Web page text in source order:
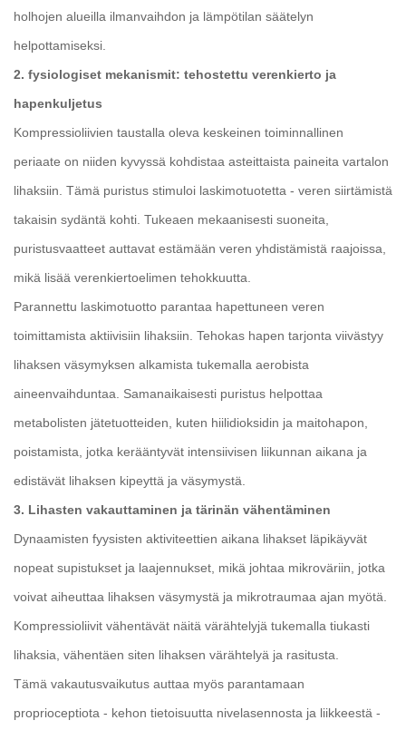
holhojen alueilla ilmanvaihdon ja lämpötilan säätelyn
helpottamiseksi.
2. fysiologiset mekanismit: tehostettu verenkierto ja
hapenkuljetus
Kompressioliivien taustalla oleva keskeinen toiminnallinen
periaate on niiden kyvyssä kohdistaa asteittaista paineita vartalon
lihaksiin. Tämä puristus stimuloi laskimotuotetta - veren siirtämistä
takaisin sydäntä kohti. Tukeaen mekaanisesti suoneita,
puristusvaatteet auttavat estämään veren yhdistämistä raajoissa,
mikä lisää verenkiertoelimen tehokkuutta.
Parannettu laskimotuotto parantaa hapettuneen veren
toimittamista aktiivisiin lihaksiin. Tehokas hapen tarjonta viivästyy
lihaksen väsymyksen alkamista tukemalla aerobista
aineenvaihduntaa. Samanaikaisesti puristus helpottaa
metabolisten jätetuotteiden, kuten hiilidioksidin ja maitohapon,
poistamista, jotka kerääntyvät intensiivisen liikunnan aikana ja
edistävät lihaksen kipeyttä ja väsymystä.
3. Lihasten vakauttaminen ja tärinän vähentäminen
Dynaamisten fyysisten aktiviteettien aikana lihakset läpikäyvät
nopeat supistukset ja laajennukset, mikä johtaa mikroväriin, jotka
voivat aiheuttaa lihaksen väsymystä ja mikrotraumaa ajan myötä.
Kompressioliivit vähentävät näitä värähtelyjä tukemalla tiukasti
lihaksia, vähentäen siten lihaksen värähtelyä ja rasitusta.
Tämä vakautusvaikutus auttaa myös parantamaan
proprioceptiota - kehon tietoisuutta nivelasennosta ja liikkeestä -